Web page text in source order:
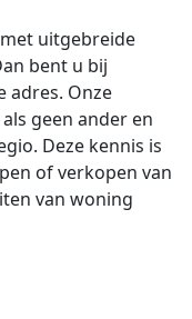
uitgebreide
bent u bij
adres. Onze
geen ander en
Deze kennis is
of verkopen van
van woning